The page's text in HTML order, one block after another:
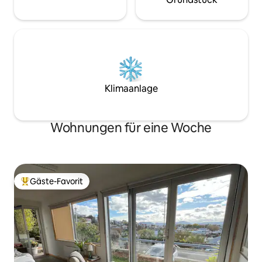
Klimaanlage
Wohnungen für eine Woche
Beliebter Gäste-Favorit.
Gäste-Favorit